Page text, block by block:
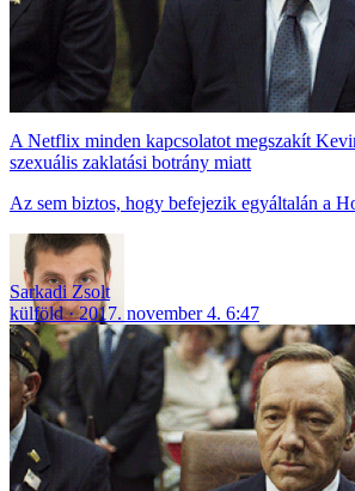
A Netflix minden kapcsolatot megszakít
szexuális zaklatási botrány miatt
Az sem biztos, hogy befejezik egyáltalán a
Sarkadi Zsolt
külföld
2017. november 4. 6:47